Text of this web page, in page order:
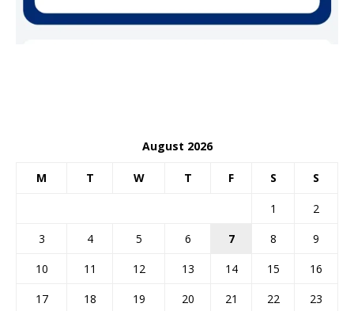
August 2026
M T W T F S S
1
2
3
4 5 6 7 8
9
10
11 12 13 14 15
16
17
18 19 20 21 22
23